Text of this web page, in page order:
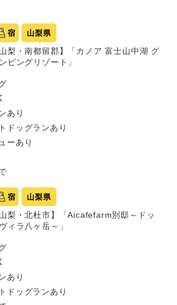
宿 山梨県
山梨・南都留郡】「カノア 富士山中湖 グ
ピングリゾート」
あり
ドッグランあり
ーあり
宿 山梨県
山梨・北杜市】「Aicafefarm別邸～ドッ
ィラ八ヶ岳～」
あり
ドッグランあり